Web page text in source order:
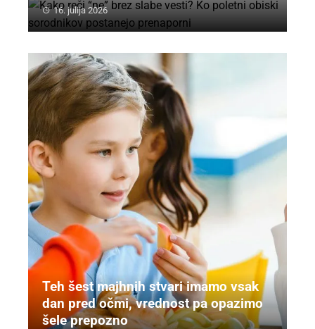
16. julija 2026
Teh šest majhnih stvari imamo vsak
dan pred očmi, vrednost pa opazimo
šele prepozno